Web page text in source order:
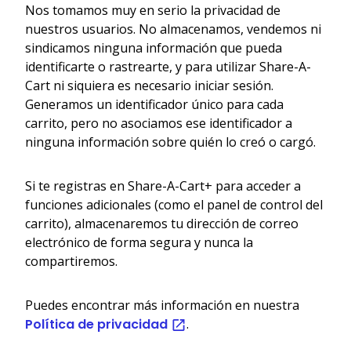
Nos tomamos muy en serio la privacidad de
nuestros usuarios. No almacenamos, vendemos ni
sindicamos ninguna información que pueda
identificarte o rastrearte, y para utilizar Share-A-
Cart ni siquiera es necesario iniciar sesión.
Generamos un identificador único para cada
carrito, pero no asociamos ese identificador a
ninguna información sobre quién lo creó o cargó.
Si te registras en Share-A-Cart+ para acceder a
funciones adicionales (como el panel de control del
carrito), almacenaremos tu dirección de correo
electrónico de forma segura y nunca la
compartiremos.
Puedes encontrar más información en nuestra
Política de privacidad .